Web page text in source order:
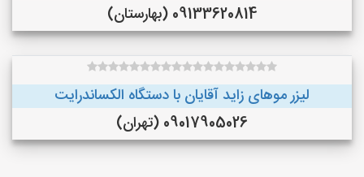
09133620814 (بهارستان)
لیزر موهای زاید آقایان با دستگاه الکساندرایت
09017905026 (تهران)